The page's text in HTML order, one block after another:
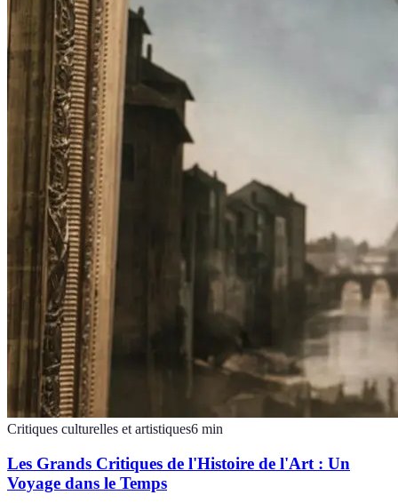
Critiques culturelles et artistiques6 min
Les Grands Critiques de l'Histoire de l'Art : Un
Voyage dans le Temps